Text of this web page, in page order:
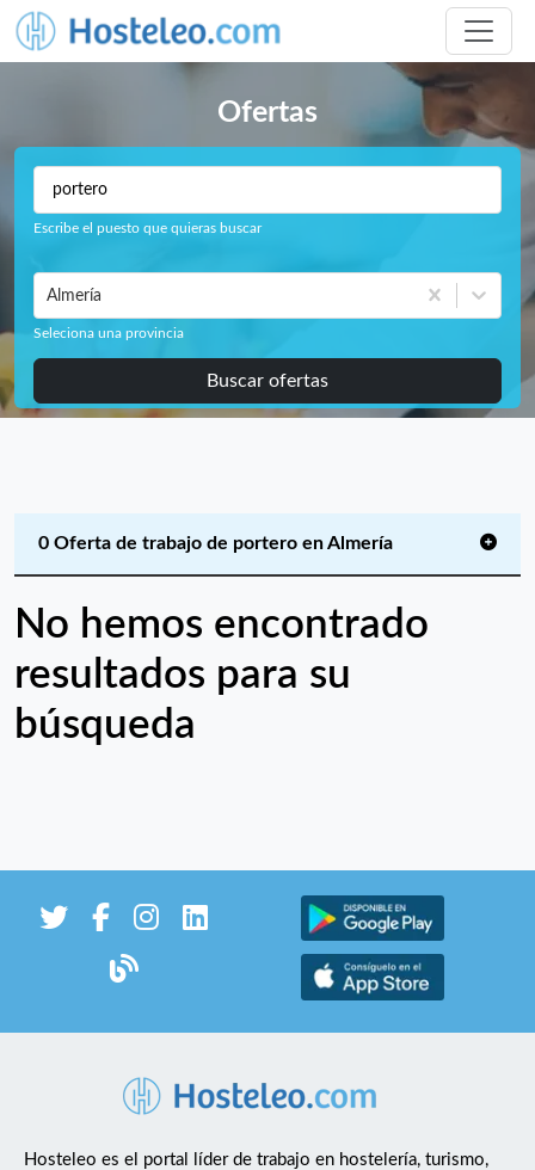
Ofertas
Escribe el puesto que quieras buscar
Almería
Seleciona una provincia
Buscar ofertas
0 Oferta de trabajo de portero en Almería
No hemos encontrado
resultados para su
búsqueda
Hosteleo es el portal líder de trabajo en hostelería, turismo,